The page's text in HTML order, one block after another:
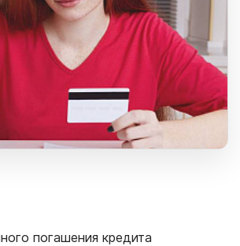
погашения кредита